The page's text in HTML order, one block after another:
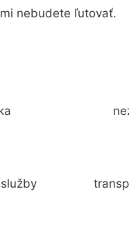
nebudete ľutovať.